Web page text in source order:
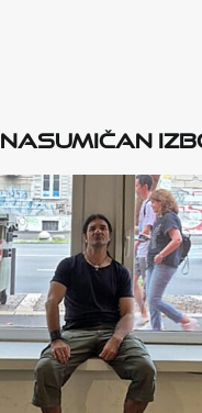
Nasumičan